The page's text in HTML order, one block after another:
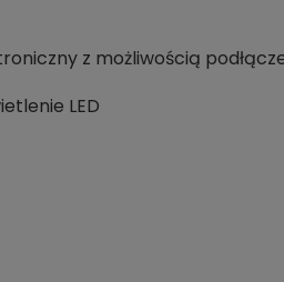
z możliwością
LED